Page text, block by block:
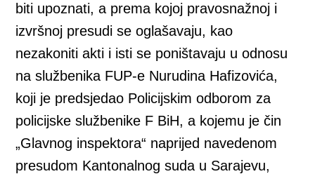
biti upoznati, a prema kojoj pravosnažnoj i
izvršnoj presudi se oglašavaju, kao
nezakoniti akti i isti se poništavaju u odnosu
na službenika FUP-e Nurudina Hafizovića,
koji je predsjedao Policijskim odborom za
policijske službenike F BiH, a kojemu je čin
„Glavnog inspektora“ naprijed navedenom
presudom Kantonalnog suda u Sarajevu,